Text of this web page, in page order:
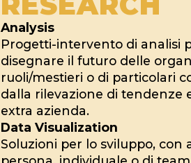
Analysis
Progetti-intervento di analisi
disegnare il futuro delle
ruoli/mestieri o di particolari
dalla rilevazione di tendenze
extra azienda.
Data Visualization
Soluzioni per lo sviluppo, con